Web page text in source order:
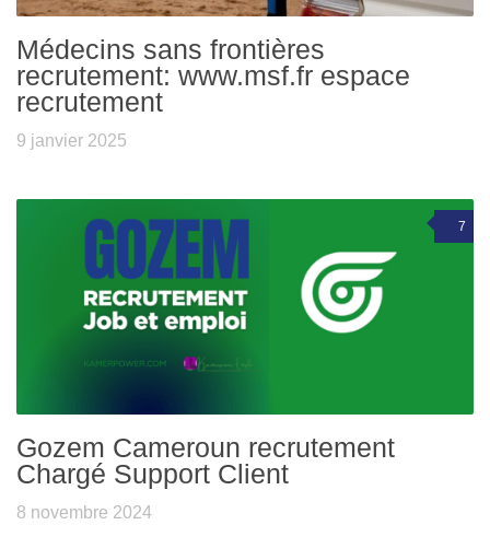
Médecins sans frontières
recrutement: www.msf.fr espace
recrutement
9 janvier 2025
7
Gozem Cameroun recrutement
Chargé Support Client
8 novembre 2024